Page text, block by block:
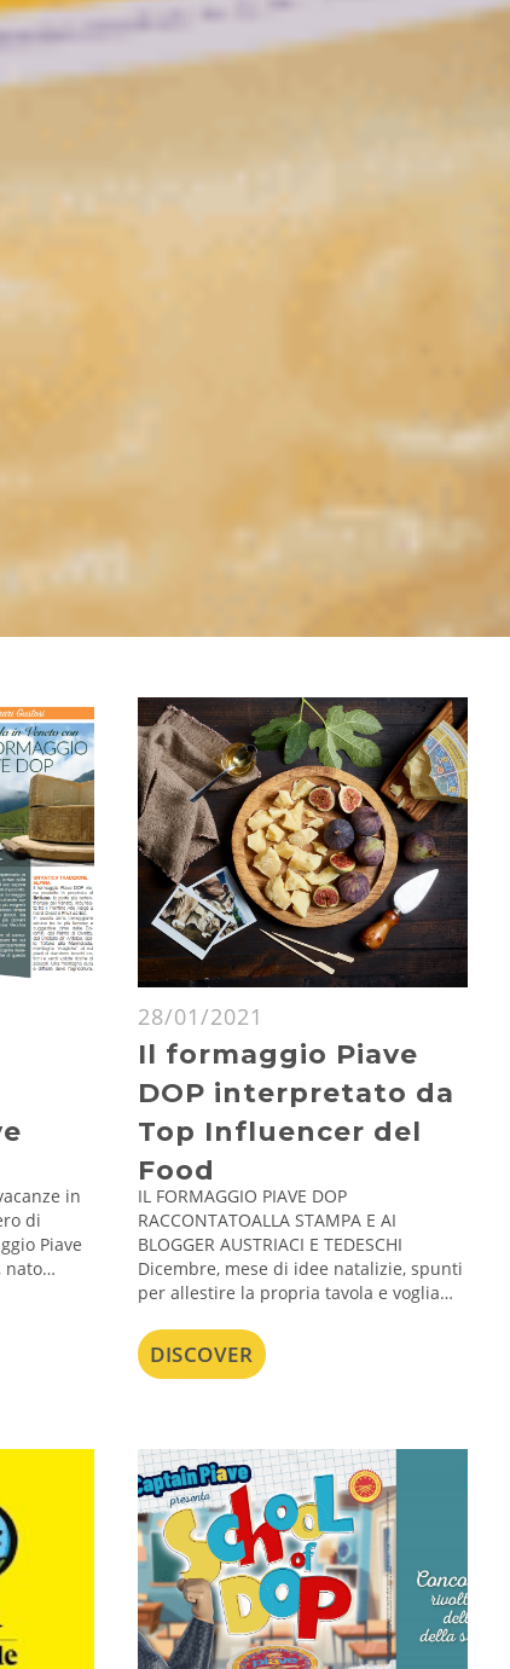
in
di
Piave
nato…
28/01/2021
Il formaggio Piave
DOP interpretato da
Top Influencer del
Food
IL FORMAGGIO PIAVE DOP
RACCONTATOALLA STAMPA E AI
BLOGGER AUSTRIACI E TEDESCHI
Dicembre, mese di idee natalizie, spunti
per allestire la propria tavola e voglia…
DISCOVER